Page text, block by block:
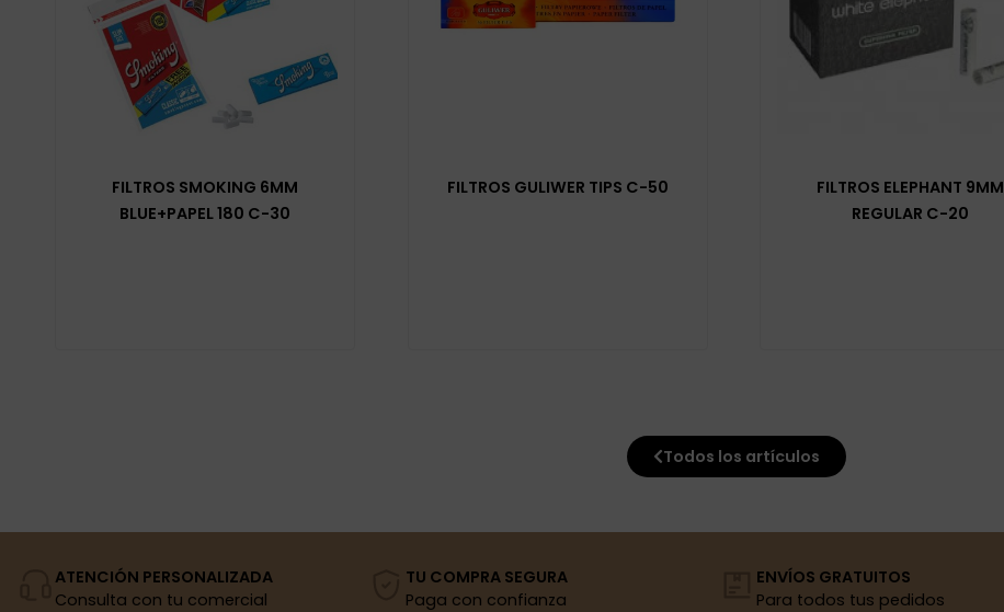
FILTROS SMOKING 6MM
BLUE+PAPEL 180 C-30
FILTROS GULIWER TIPS C-50
FILTROS ELEPHANT 9MM
REGULAR C-20
Todos los artículos
ATENCIÓN PERSONALIZADA
Consulta con tu comercial
TU COMPRA SEGURA
Paga con confianza
ENVÍOS GRATUITOS
Para todos tus pedidos